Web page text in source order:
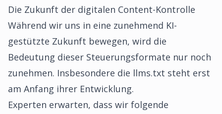
Die Zukunft der digitalen Content-Kontrolle
Während wir uns in eine zunehmend KI-
gestützte Zukunft bewegen, wird die
Bedeutung dieser Steuerungsformate nur noch
zunehmen. Insbesondere die llms.txt steht erst
am Anfang ihrer Entwicklung.
Experten erwarten, dass wir folgende